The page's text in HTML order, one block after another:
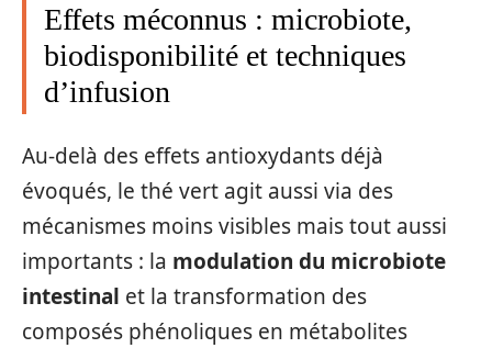
Effets méconnus : microbiote,
biodisponibilité et techniques
d’infusion
Au-delà des effets antioxydants déjà
évoqués, le thé vert agit aussi via des
mécanismes moins visibles mais tout aussi
importants : la modulation du microbiote
intestinal et la transformation des
composés phénoliques en métabolites